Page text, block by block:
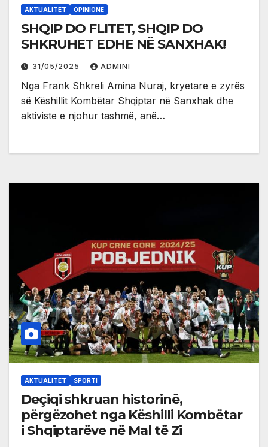
AKTUALITET OPINIONE
SHQIP DO FLITET, SHQIP DO
SHKRUHET EDHE NË SANXHAK!
31/05/2025 ADMINI
Nga Frank Shkreli Amina Nuraj, kryetare e zyrës
së Këshillit Kombëtar Shqiptar në Sanxhak dhe
aktiviste e njohur tashmë, anë…
AKTUALITET SPORTI
Deçiqi shkruan historinë,
përgëzohet nga Këshilli Kombëtar
i Shqiptarëve në Mal të Zi